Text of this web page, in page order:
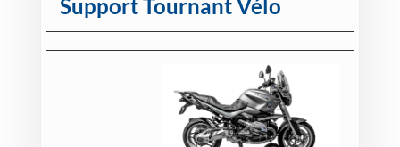
Support Tournant Vélo